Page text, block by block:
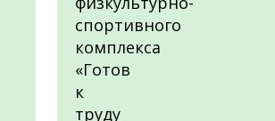
спортивного
комплекса
«Готов
к
труду